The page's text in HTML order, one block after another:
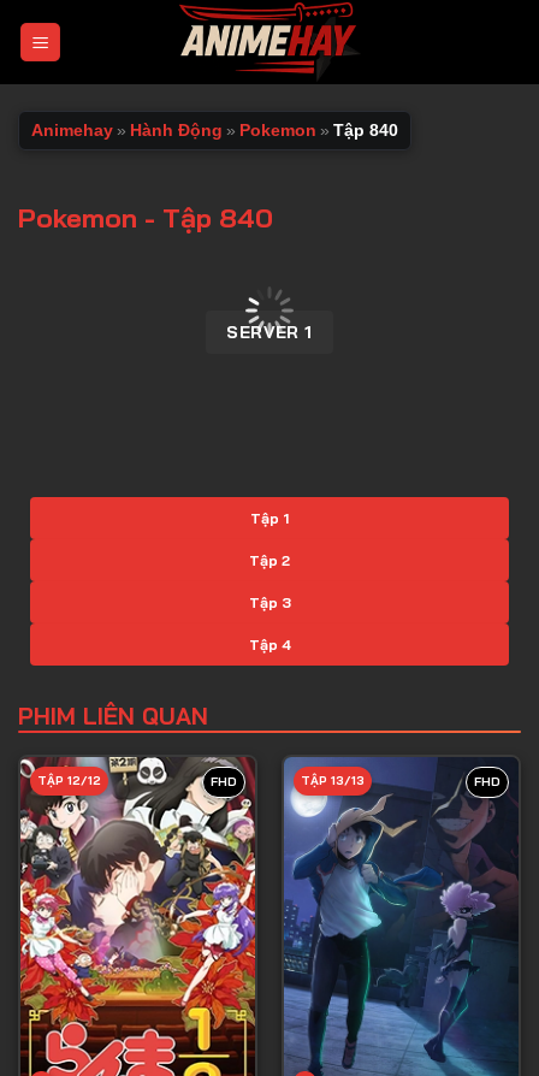
Animehay » Hành Động » Pokemon » Tập 840
Pokemon - Tập 840
SERVER 1
Tập 1
Tập 2
Tập 3
Tập 4
Tập 6
Tập 7
Tập 8
Tập 9
Tập 10
Tập 11
Tập 12
Tập 13
Tập 14
PHIM LIÊN QUAN
FHD
TẬP 12/12 FHD
TẬP 13/13